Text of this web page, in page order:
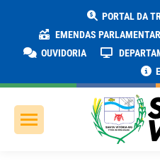
PORTAL DA
EMENDAS
OUVIDORIA